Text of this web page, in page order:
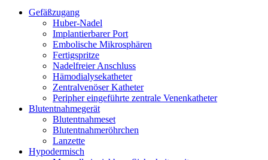
Gefäßzugang
Huber-Nadel
Implantierbarer Port
Embolische Mikrosphären
Fertigspritze
Nadelfreier Anschluss
Hämodialysekatheter
Zentralvenöser Katheter
Peripher eingeführte zentrale Venenkatheter
Blutentnahmegerät
Blutentnahmeset
Blutentnahmeröhrchen
Lanzette
Hypodermisch